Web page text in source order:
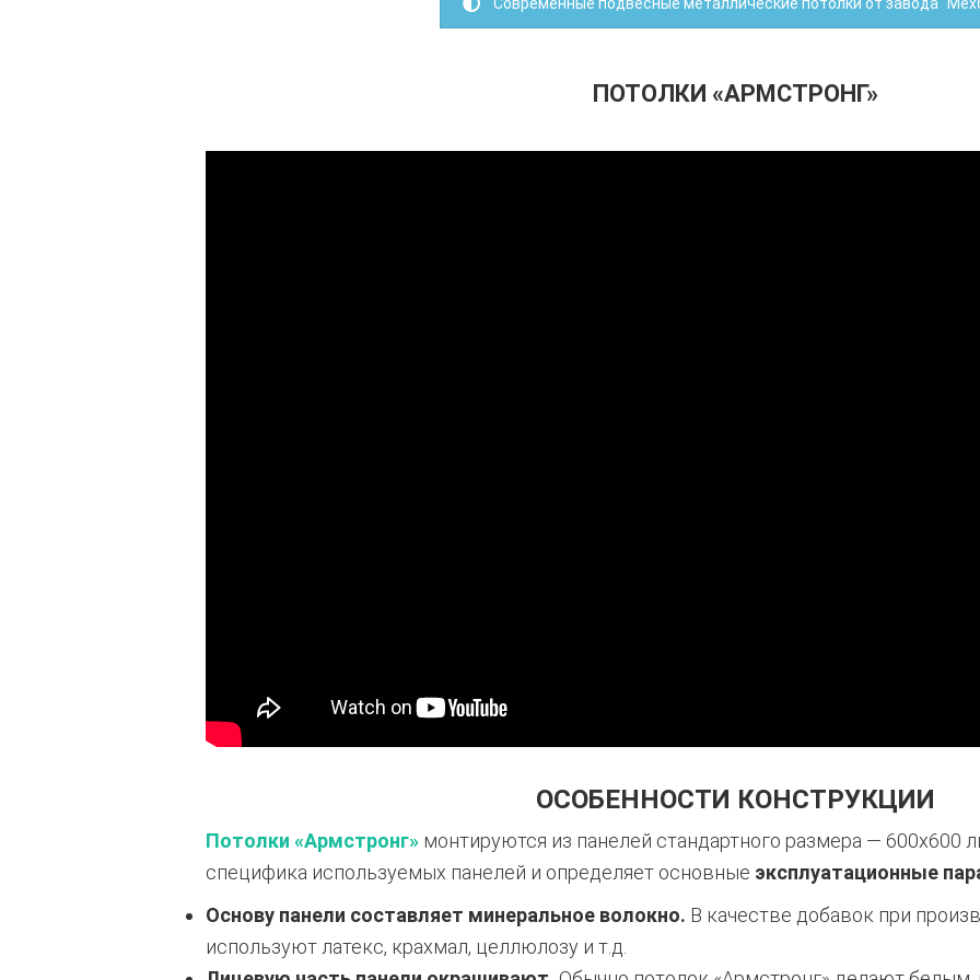
ПОТОЛКИ «АРМСТРОНГ»
ОСОБЕННОСТИ КОНСТРУКЦИИ
Потолки «Армстронг» монтируются из панелей стандартного размера — 600х600
специфика используемых панелей и определяет основные эксплуатационные
Основу панели составляет минеральное волокно. В качестве добавок при
используют латекс, крахмал, целлюлозу и т.д.